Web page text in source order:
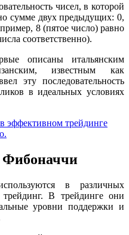
чисел, в которой
сумме двух предыдущих: 0,
8 (пятое число) равно
соответственно).
описаны итальянским
известным как
эту последовательность
в идеальных условиях
Фибоначчи
в различных
В трейдинге они
уровни поддержки и